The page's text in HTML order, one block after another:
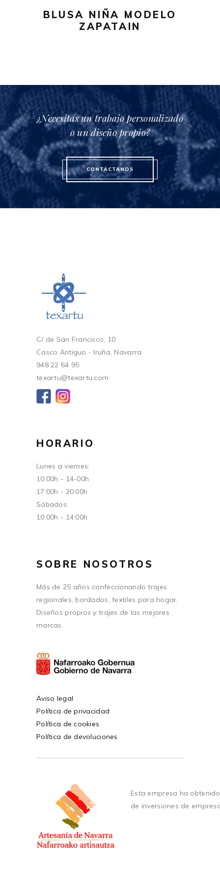
pueden
producto
BLUSA NIÑA MODELO
ZAPATAIN
¿Necesitas un trabajo personalizado
o un diseño propio?
CONTÁCTANOS
C/ de San Francisco, 10
Casco Antiguo - Iruña. Navarra
948 22 64 95
texartu@texartu.com
HORARIO
Lunes a viernes:
10:00h - 14-00h
17:00h - 20:00h
Sábados:
10:00h - 14:00h
SOBRE NOSOTROS
Más de 25 años confeccionando trajes
regionales, bordados, textiles para hogar.
Diseños propios y trajes de las mejores
marcas.
Aviso legal
Política de privacidad
Política de cookies
Política de devoluciones
Esta empresa ha
de inversiones de